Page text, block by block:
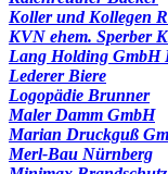
Koller und Kollegen
KVN ehem. Sperber
Lang Holding GmbH
Lederer Biere
Logopädie Brunner
Maler Damm GmbH
Marian Druckguß
Merl-Bau Nürnberg